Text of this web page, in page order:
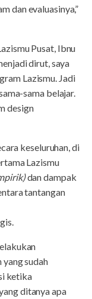
dan evaluasinya,”
Pusat, Ibnu
dirut, saya
Lazismu. Jadi
sama belajar.
design
keseluruhan, di
Lazismu
dan dampak
tantangan
yang sudah
ketika
ditanya apa